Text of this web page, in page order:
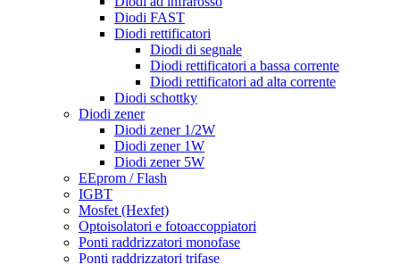
Diodi FAST
Diodi rettificatori
Diodi di segnale
Diodi rettificatori a bassa corrente
Diodi rettificatori ad alta corrente
Diodi schottky
Diodi zener
Diodi zener 1/2W
Diodi zener 1W
Diodi zener 5W
EEprom / Flash
IGBT
Mosfet (Hexfet)
Optoisolatori e fotoaccoppiatori
Ponti raddrizzatori monofase
Ponti raddrizzatori trifase